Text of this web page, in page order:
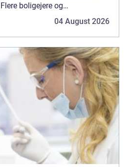
boligejere og
derfor at bruge en04 August 2026